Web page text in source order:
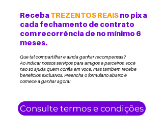
Receba TREZENTOS REAISno pix a
cada fechamento de contrato
com recorrência de no mínimo 6
meses.
Que tal compartilhar e ainda ganhar recompensas?
Ao indicar nossos serviços para amigos e parceiros, você
não só ajuda quem confia em você, mas também recebe
benefícios exclusivos. Preencha o formulário abaixo e
comece a ganhar agora!
Consulte termos e condições